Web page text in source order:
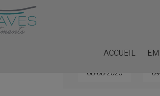
ACCUEIL
Arrivée